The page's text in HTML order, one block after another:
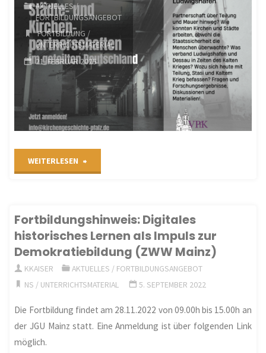
AKTUELLES/
FORTBILDUNGSANGEBOT
FORTBILDUNG /
UNTERRICHTSMATERIAL
21. FEBRUAR 2025
WEITERLESEN
und
im
Visier
Fortbildungshinweis: Digitales
historisches Lernen als Impuls zur
Demokratiebildung (ZWW Mainz)
KKAISER AKTUELLES / FORTBILDUNGSANGEBOT
NS / UNTERRICHTSMATERIAL 5. SEPTEMBER 2022
Die Fortbildung findet am 28.11.2022 von 09.00h bis 15.00h an
der JGU Mainz statt. Eine Anmeldung ist über folgenden Link
möglich.